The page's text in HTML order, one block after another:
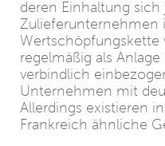
deren Einhaltung sich
Zulieferunternehmen
Wertschöpfungskette
regelmäßig als
verbindlich
Unternehmen mit
Allerdings existieren
Frankreich ähnliche